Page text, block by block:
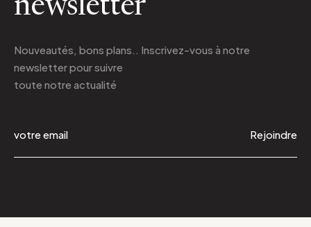
newsletter
Nouveautés, bons plans.. Inscrivez-vous à notre
newsletterpour suivre
toute notre actualité
Rejoindre